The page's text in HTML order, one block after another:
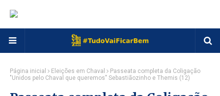
Página inicial Eleições em Chaval
Passeata completa da Coligação
"Unidos pelo Chaval que queremos" Sebastiãozinho e Themis (12)